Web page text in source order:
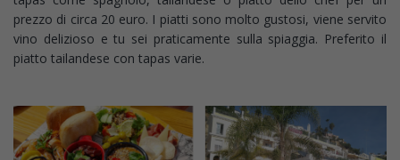
prezzo di circa 20 euro. I piatti sono molto gustosi, viene servito
vino delizioso e tu sei praticamente sulla spiaggia. Preferito il
piatto tailandese con tapas varie.